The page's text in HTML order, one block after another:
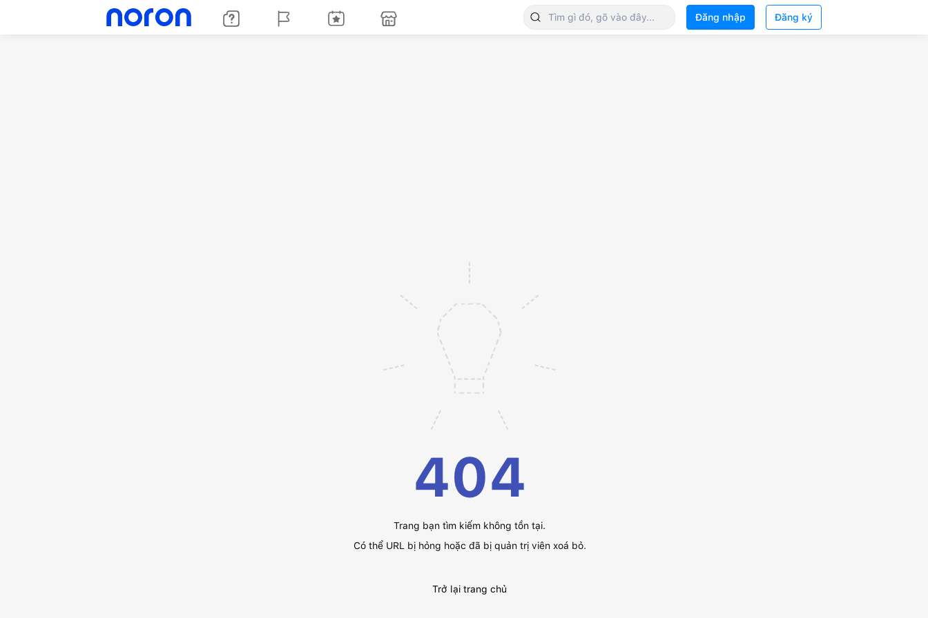
Đăng nhập Đăng ký
404
Trang bạn tìm kiếm không tồn tại.
Có thể URL bị hỏng hoặc đã bị quản trị viên xoá bỏ.
Trở lại trang chủ